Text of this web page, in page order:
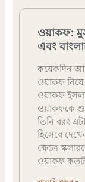
ওয়াকফ:
এবং
কয়েকদিন
ওয়াকফ
ওয়াকফ
ওয়াকফকে
তিনি বরং
হিসেবে
ক্ষেত্রে
ওয়াকফ